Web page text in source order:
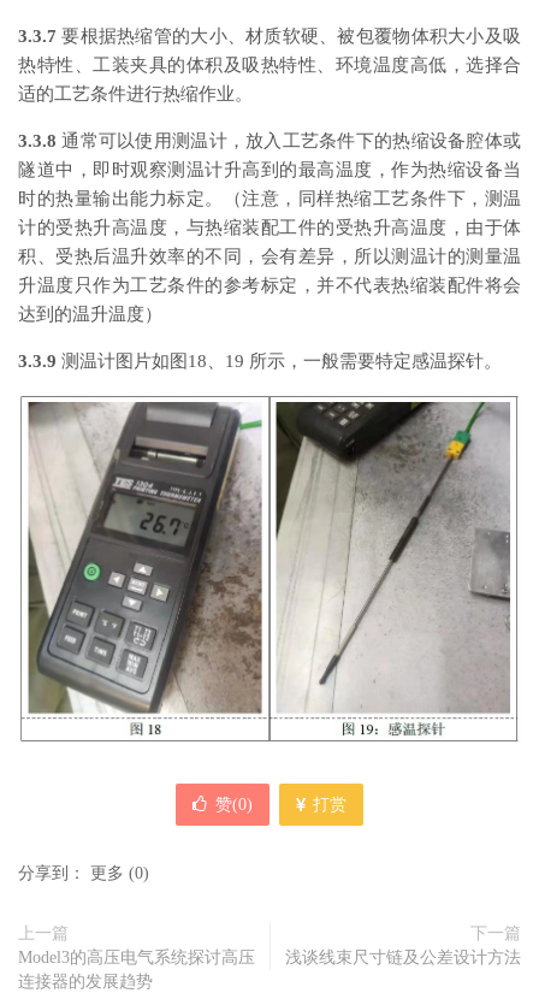
3.3.7要根据热缩管的大小、材质软硬、被包覆物体积大小及吸
热特性、工装夹具的体积及吸热特性、环境温度高低，选择合
适的工艺条件进行热缩作业。
3.3.8通常可以使用测温计，放入工艺条件下的热缩设备腔体或
隧道中，即时观察测温计升高到的最高温度，作为热缩设备当
时的热量输出能力标定。（注意，同样热缩工艺条件下，测温
计的受热升高温度，与热缩装配工件的受热升高温度，由于体
积、受热后温升效率的不同，会有差异，所以测温计的测量温
升温度只作为工艺条件的参考标定，并不代表热缩装配件将会
达到的温升温度）
3.3.9 测温计图片如图18、19 所示，一般需要特定感温探针。
赞(0) 打赏
分享到： 更多 (0)
上一篇
Model3的高压电气系统探讨高压
连接器的发展趋势
下一篇
浅谈线束尺寸链及公差设计方法